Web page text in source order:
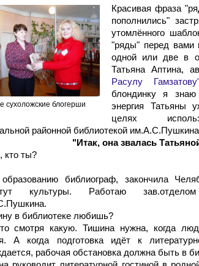
сухоложские блогерши
Красивая фраза
пополнились"
утомлённого
"ряды" перед вами
одной или две в
Татьяна Аптина,
Расулу
блондинку я
энергия Татьяны
целях
районной библиотекой
"Итак, она звалась
кто ты?
библиограф, закончила
культуры. Работаю
в библиотеке любишь?
смотря какую. Тишина нужна, когда
А когда подготовка идёт к
рабочая обстановка должна быть в